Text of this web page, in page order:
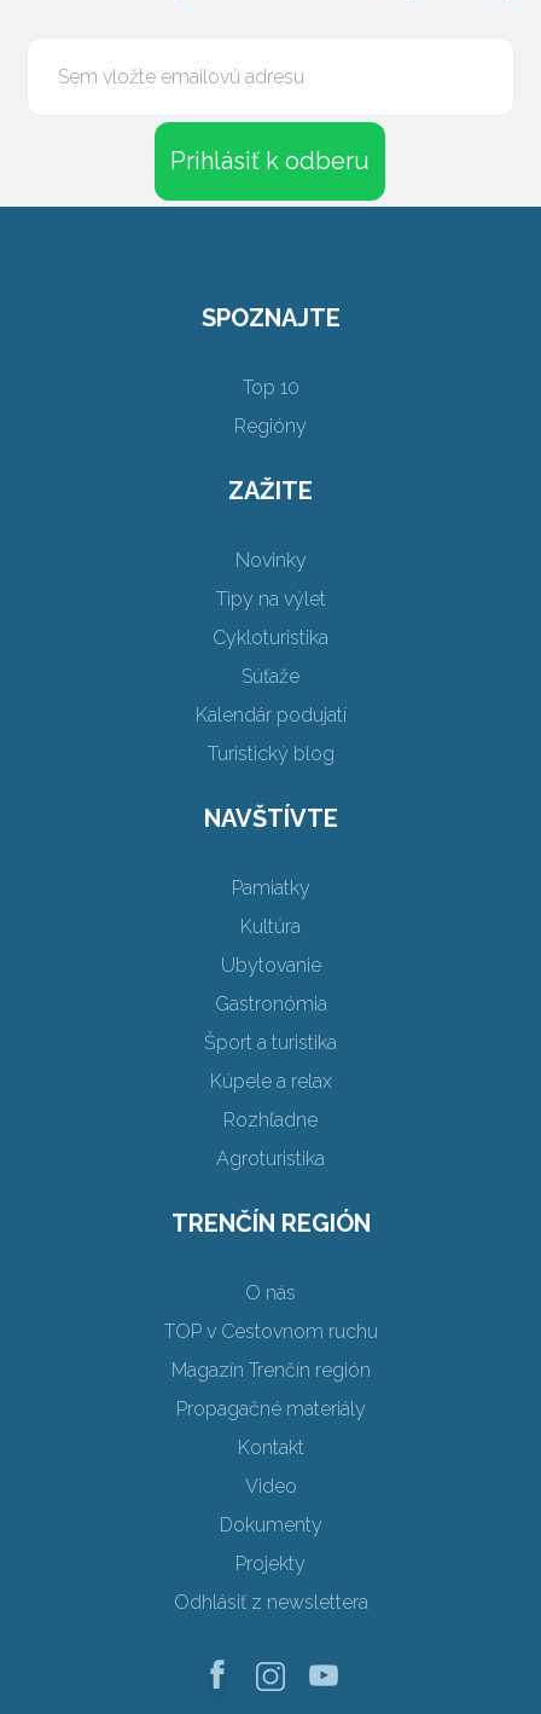
Prihlásiť k odberu
SPOZNAJTE
Top 10
Regióny
ZAŽITE
Novinky
Tipy na výlet
Cykloturistika
Súťaže
Kalendár podujatí
Turistický blog
NAVŠTÍVTE
Pamiatky
Kultúra
Ubytovanie
Gastronómia
Šport a turistika
Kúpele a relax
Rozhľadne
Agroturistika
TRENČÍN REGIÓN
O nás
TOP v Cestovnom ruchu
Magazín Trenčín región
Propagačné materiály
Kontakt
Video
Dokumenty
Projekty
Odhlásiť z newslettera